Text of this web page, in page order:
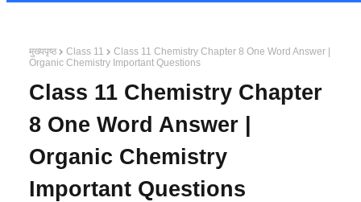
मुख्यपृष्ठ Class 11
Class 11 Chemistry Chapter 8 One Word Answer |
Organic Chemistry Important Questions
Class 11 Chemistry Chapter
8 One Word Answer |
Organic Chemistry
Important Questions